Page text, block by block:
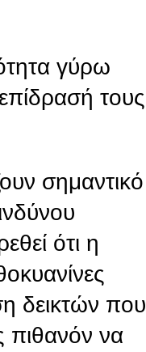
γύρω
τους
σημαντικό
ότι η
δεικτών που
πιθανόν να